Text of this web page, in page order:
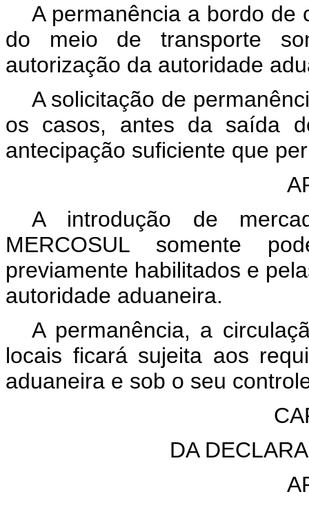
A permanência a bordo de
do meio de transporte
autorização da autoridade
A solicitação de
os casos, antes da saída
antecipação suficiente que
A introdução de
MERCOSUL somente
previamente habilitados e
autoridade aduaneira.
A permanência, a
locais ficará sujeita aos
aduaneira e sob o seu
DA